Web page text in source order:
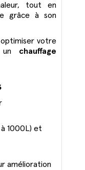
tout en
grâce à son
votre
un chauffage
1000L) et
amélioration